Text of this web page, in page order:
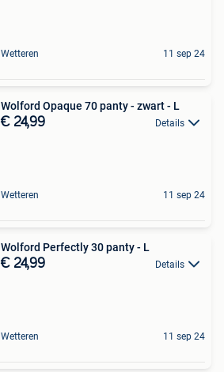
Wetteren 11 sep 24
Wolford Opaque 70 panty - zwart - L
€ 24,99 Details
Wetteren 11 sep 24
Wolford Perfectly 30 panty - L
€ 24,99 Details
Wetteren 11 sep 24